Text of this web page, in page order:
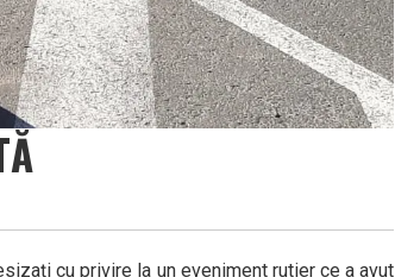
cu privire la un eveniment rutier ce a avut